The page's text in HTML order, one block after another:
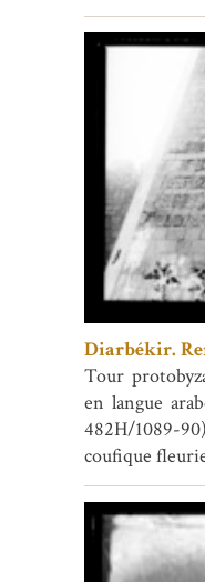
Diarbékir.
Tour
en langue
482H/1089-
coufique